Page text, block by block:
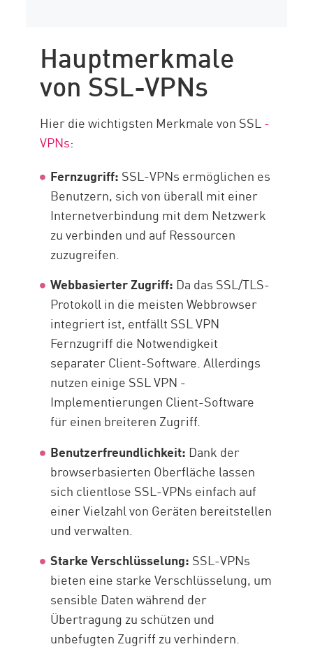
Hauptmerkmale
von SSL-VPNs
Hier die wichtigsten Merkmale von SSL-
VPNs:
Fernzugriff: SSL-VPNs ermöglichen es
Benutzern, sich von überall mit einer
Internetverbindung mit dem Netzwerk
zu verbinden und auf Ressourcen
zuzugreifen.
Webbasierter Zugriff: Da das SSL/TLS-
Protokoll in die meisten Webbrowser
integriert ist, entfällt SSL VPN
Fernzugriff die Notwendigkeit
separater Client-Software. Allerdings
nutzen einige SSL VPN -
Implementierungen Client-Software
für einen breiteren Zugriff.
Benutzerfreundlichkeit: Dank der
browserbasierten Oberfläche lassen
sich clientlose SSL-VPNs einfach auf
einer Vielzahl von Geräten bereitstellen
und verwalten.
Starke Verschlüsselung: SSL-VPNs
bieten eine starke Verschlüsselung, um
sensible Daten während der
Übertragung zu schützen und
unbefugten Zugriff zu verhindern.